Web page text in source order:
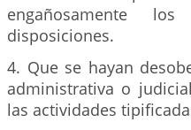
engañosamente
disposiciones.
4. Que se hayan
administrativa o
las actividades